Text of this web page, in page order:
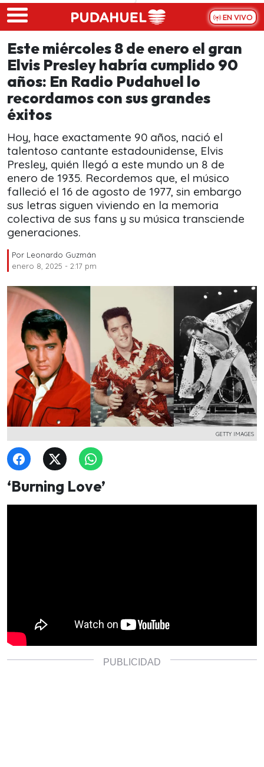
Skip to main content
EN VIVO
Este miércoles 8 de enero el gran
Elvis Presley habría cumplido 90
años: En Radio Pudahuel lo
recordamos con sus grandes
éxitos
Hoy, hace exactamente 90 años, nació el
talentoso cantante estadounidense, Elvis
Presley, quién llegó a este mundo un 8 de
enero de 1935. Recordemos que, el músico
falleció el 16 de agosto de 1977, sin embargo
sus letras siguen viviendo en la memoria
colectiva de sus fans y su música transciende
generaciones.
Por Leonardo Guzmán
enero 8, 2025 - 2:17 pm
GETTY IMAGES
‘Burning Love’